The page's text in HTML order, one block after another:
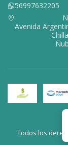
56997632205
Avenida
Todos los